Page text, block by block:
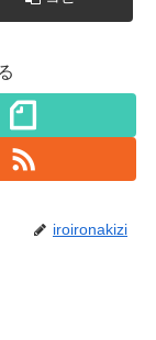
iroironakizi